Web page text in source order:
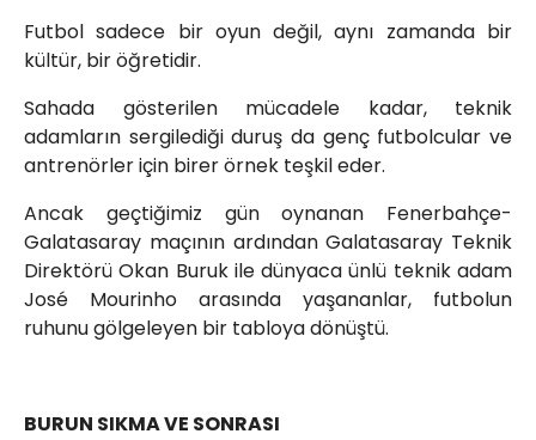
Futbol sadece bir oyun değil, aynı zamanda bir
kültür, bir öğretidir.
Sahada gösterilen mücadele kadar, teknik
adamların sergilediği duruş da genç futbolcular ve
antrenörler için birer örnek teşkil eder.
Ancak geçtiğimiz gün oynanan Fenerbahçe-
Galatasaray maçının ardından Galatasaray Teknik
Direktörü Okan Buruk ile dünyaca ünlü teknik adam
José Mourinho arasında yaşananlar, futbolun
ruhunu gölgeleyen bir tabloya dönüştü.
BURUN SIKMA VE SONRASI